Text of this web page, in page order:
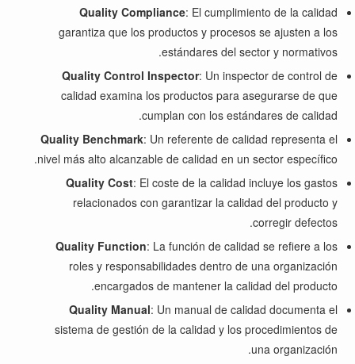
Quality Compliance: El cumplimiento de la calidad
garantiza que los productos y procesos se ajusten a los
estándares del sector y normativos.
Quality Control Inspector: Un inspector de control de
calidad examina los productos para asegurarse de que
cumplan con los estándares de calidad.
Quality Benchmark: Un referente de calidad representa el
nivel más alto alcanzable de calidad en un sector específico.
Quality Cost: El coste de la calidad incluye los gastos
relacionados con garantizar la calidad del producto y
corregir defectos.
Quality Function: La función de calidad se refiere a los
roles y responsabilidades dentro de una organización
encargados de mantener la calidad del producto.
Quality Manual: Un manual de calidad documenta el
sistema de gestión de la calidad y los procedimientos de
una organización.